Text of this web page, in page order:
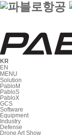
KR
EN
MENU
Solution
PabloM
PabloS
PabloX
GCS
Software
Equipment
Industry
Defense
Drone Art Show